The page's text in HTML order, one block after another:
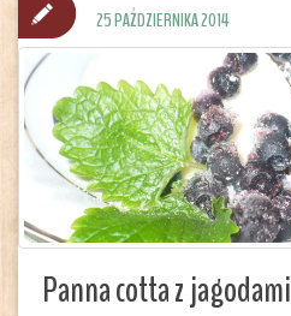
Panna cotta z jagodami
25 PAŹDZIERNIKA 2014